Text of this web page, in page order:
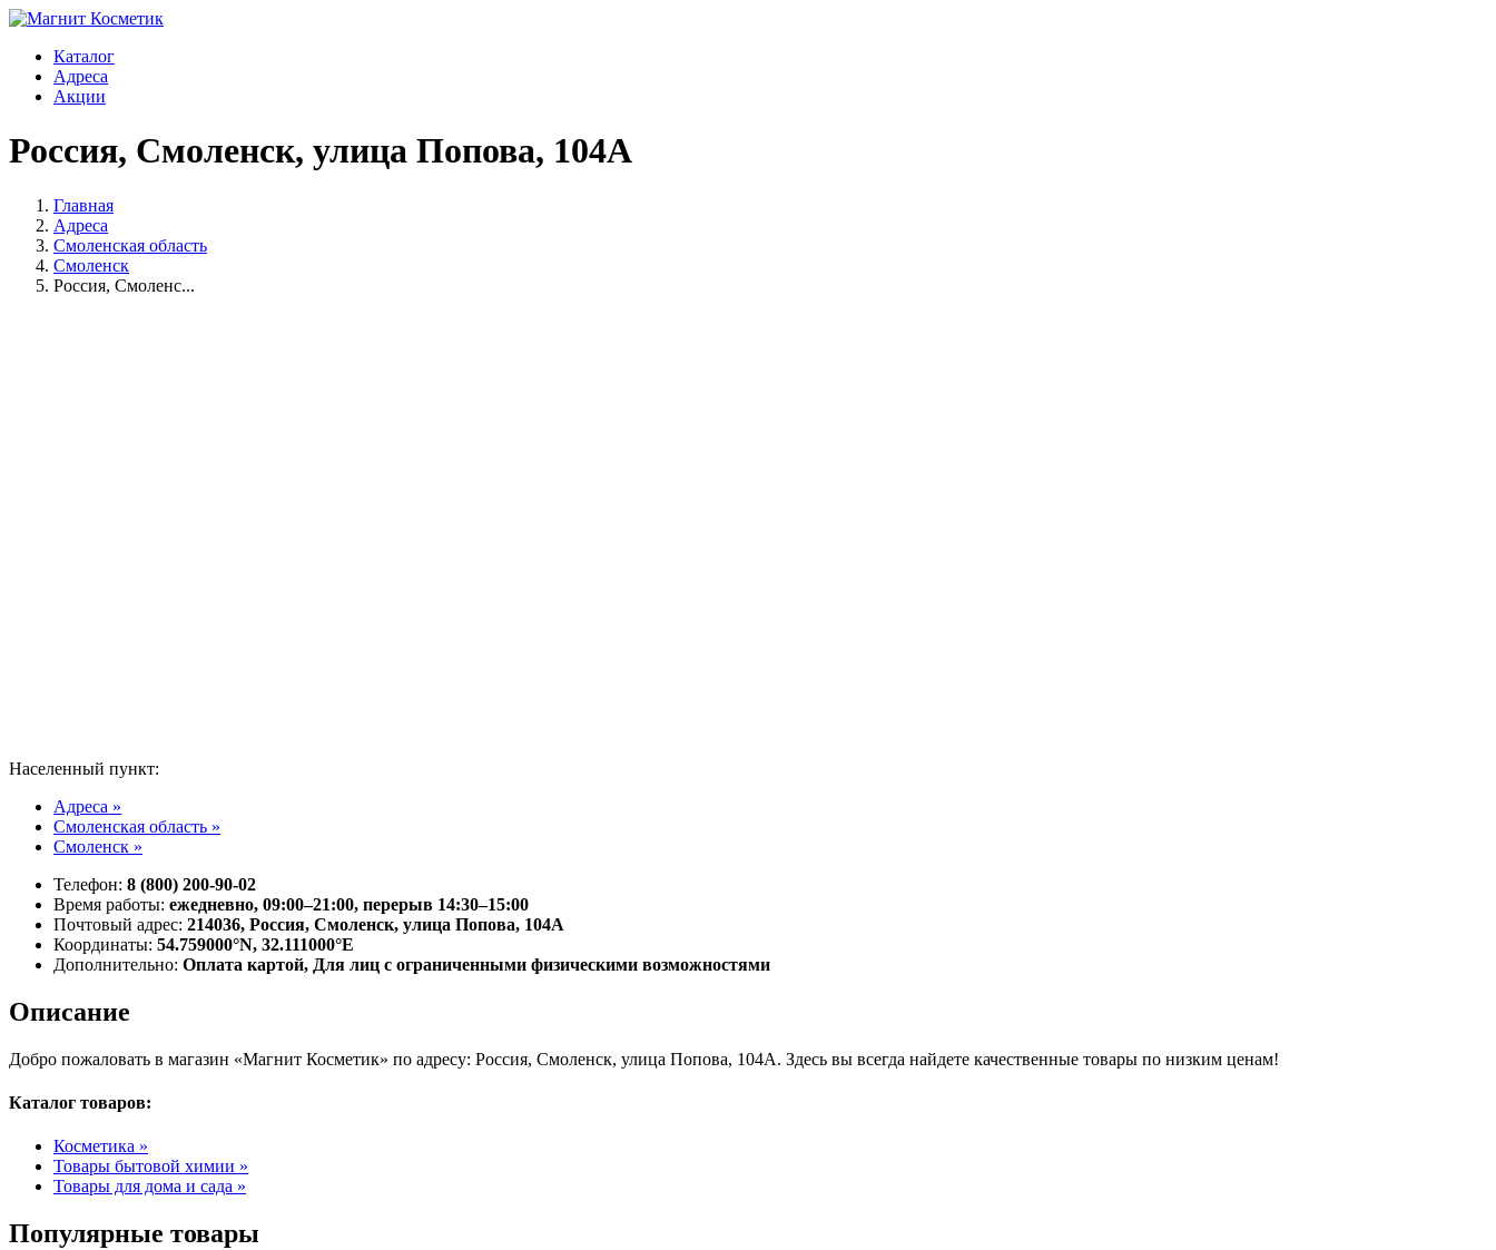
Каталог
Адреса
Акции
Россия, Смоленск, улица Попова, 104А
Главная
Адреса
Смоленская область
Смоленск
Россия, Смоленс...
Населенный пункт:
Адреса »
Смоленская область »
Смоленск »
Телефон: 8 (800) 200-90-02
Время работы: ежедневно, 09:00–21:00, перерыв 14:30–15:00
Почтовый адрес: 214036, Россия, Смоленск, улица Попова, 104А
Координаты: 54.759000°N, 32.111000°E
Дополнительно: Оплата картой, Для лиц с ограниченными физическими возможностями
Описание
Добро пожаловать в магазин «Магнит Косметик» по адресу: Россия, Смоленск, улица Попова, 104А. Здесь вы всегда найдете качественные товары по низким ценам!
Каталог товаров:
Косметика »
Товары бытовой химии »
Товары для дома и сада »
Популярные товары